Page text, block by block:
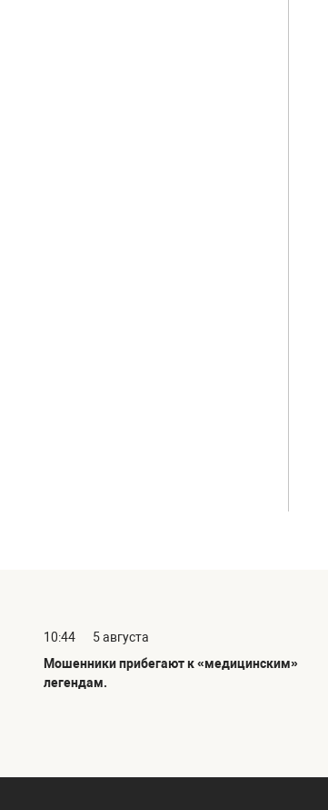
10:44
5 августа
Мошенники прибегают к «медицинским»
легендам.